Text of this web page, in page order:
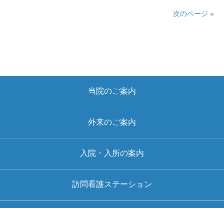
次のページ »
当院のご案内
外来のご案内
入院・入所の案内
訪問看護ステーション